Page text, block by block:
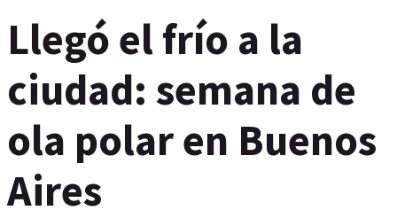
Llegó el frío a la
ciudad: semana de
ola polar en Buenos
Aires